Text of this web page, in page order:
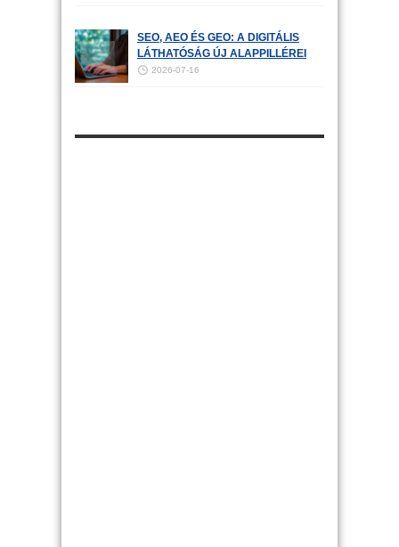
SEO, AEO ÉS GEO: A DIGITÁLIS
LÁTHATÓSÁG ÚJ ALAPPILLÉREI
2026-07-16